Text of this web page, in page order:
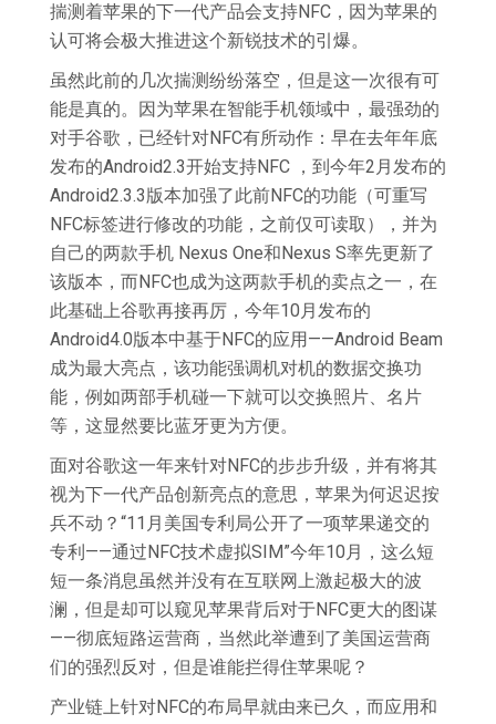
揣测着苹果的下一代产品会支持NFC，因为苹果的
认可将会极大推进这个新锐技术的引爆。
虽然此前的几次揣测纷纷落空，但是这一次很有可
能是真的。因为苹果在智能手机领域中，最强劲的
对手谷歌，已经针对NFC有所动作：早在去年年底
发布的Android2.3开始支持NFC ，到今年2月发布的
Android2.3.3版本加强了此前NFC的功能（可重写
NFC标签进行修改的功能，之前仅可读取），并为
自己的两款手机 Nexus One和Nexus S率先更新了
该版本，而NFC也成为这两款手机的卖点之一，在
此基础上谷歌再接再厉，今年10月发布的
Android4.0版本中基于NFC的应用——Android Beam
成为最大亮点，该功能强调机对机的数据交换功
能，例如两部手机碰一下就可以交换照片、名片
等，这显然要比蓝牙更为方便。
面对谷歌这一年来针对NFC的步步升级，并有将其
视为下一代产品创新亮点的意思，苹果为何迟迟按
兵不动？“11月美国专利局公开了一项苹果递交的
专利——通过NFC技术虚拟SIM”今年10月，这么短
短一条消息虽然并没有在互联网上激起极大的波
澜，但是却可以窥见苹果背后对于NFC更大的图谋
——彻底短路运营商，当然此举遭到了美国运营商
们的强烈反对，但是谁能拦得住苹果呢？
产业链上针对NFC的布局早就由来已久，而应用和